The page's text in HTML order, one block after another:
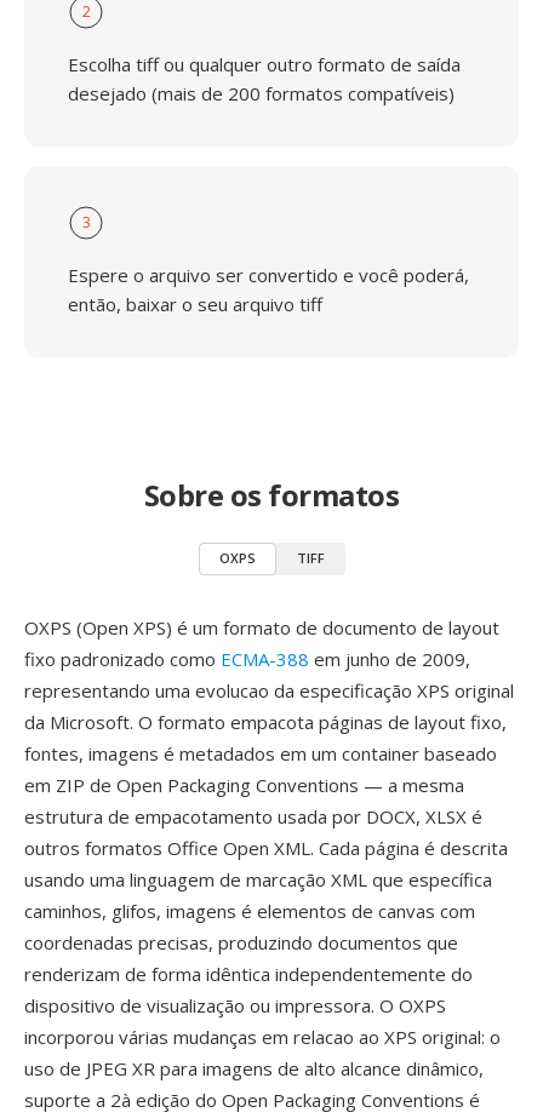
2
Escolha tiff ou qualquer outro formato de saída
desejado (mais de 200 formatos compatíveis)
3
Espere o arquivo ser convertido e você poderá,
então, baixar o seu arquivo tiff
Sobre os formatos
OXPS TIFF
OXPS (Open XPS) é um formato de documento de layout
fixo padronizado como ECMA-388 em junho de 2009,
representando uma evolucao da especificação XPS original
da Microsoft. O formato empacota páginas de layout fixo,
fontes, imagens é metadados em um container baseado
em ZIP de Open Packaging Conventions — a mesma
estrutura de empacotamento usada por DOCX, XLSX é
outros formatos Office Open XML. Cada página é descrita
usando uma linguagem de marcação XML que específica
caminhos, glifos, imagens é elementos de canvas com
coordenadas precisas, produzindo documentos que
renderizam de forma idêntica independentemente do
dispositivo de visualização ou impressora. O OXPS
incorporou várias mudanças em relacao ao XPS original: o
uso de JPEG XR para imagens de alto alcance dinâmico,
suporte a 2à edição do Open Packaging Conventions é